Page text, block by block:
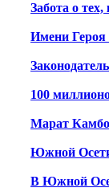
Забота о
Имени Героя
100
Марат
Южной
В Южной